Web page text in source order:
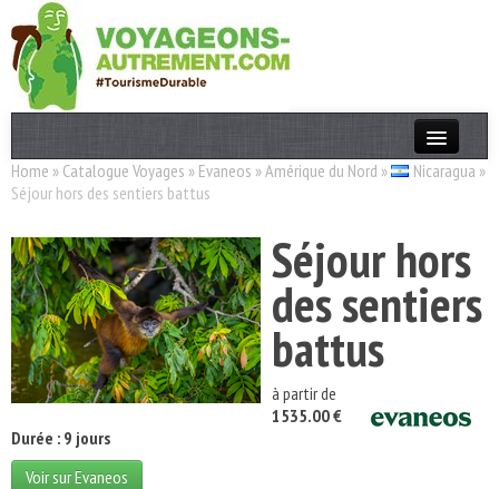
Actualités
Destinations
Acteurs
Thèmes
Home » Catalogue Voyages » Evaneos »Amérique du Nord » Nicaragua »
Séjour hors des sentiers battus
Séjour hors
des sentiers
battus
à partir de
1535.00 €
Durée : 9 jours
Voir sur Evaneos